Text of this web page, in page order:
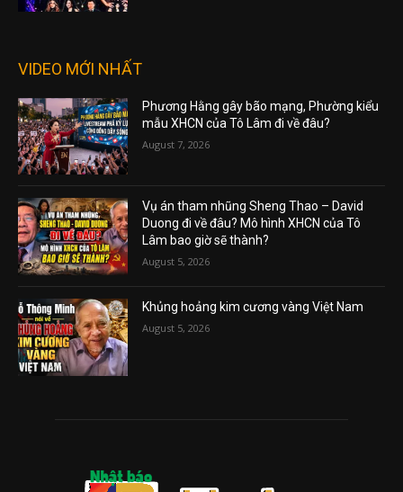
VIDEO MỚI NHẤT
Phương Hằng gây bão mạng, Phường kiểu
mẫu XHCN của Tô Lâm đi về đâu?
August 7, 2026
Vụ án tham nhũng Sheng Thao – David
Duong đi về đâu? Mô hình XHCN của Tô
Lâm bao giờ sẽ thành?
August 5, 2026
Khủng hoảng kim cương vàng Việt Nam
August 5, 2026